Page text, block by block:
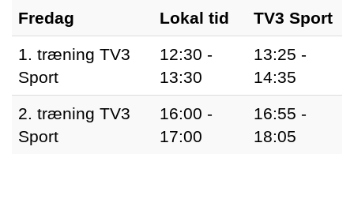
Fredag Lokal tid
TV3 Sport
1. træning TV3
Sport
12:30 -
13:30
13:25 -
14:35
2. træning TV3
Sport
16:00 -
17:00
16:55 -
18:05